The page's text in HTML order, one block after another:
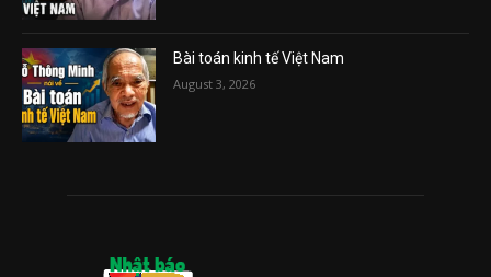
Bài toán kinh tế Việt Nam
August 3, 2026